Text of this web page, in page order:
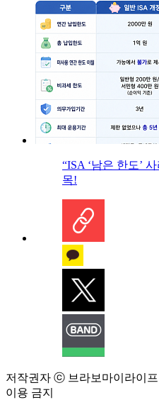
“ISA ‘남은 한도’
목!
저작권자 ⓒ 브라보마이라이
이용 금지